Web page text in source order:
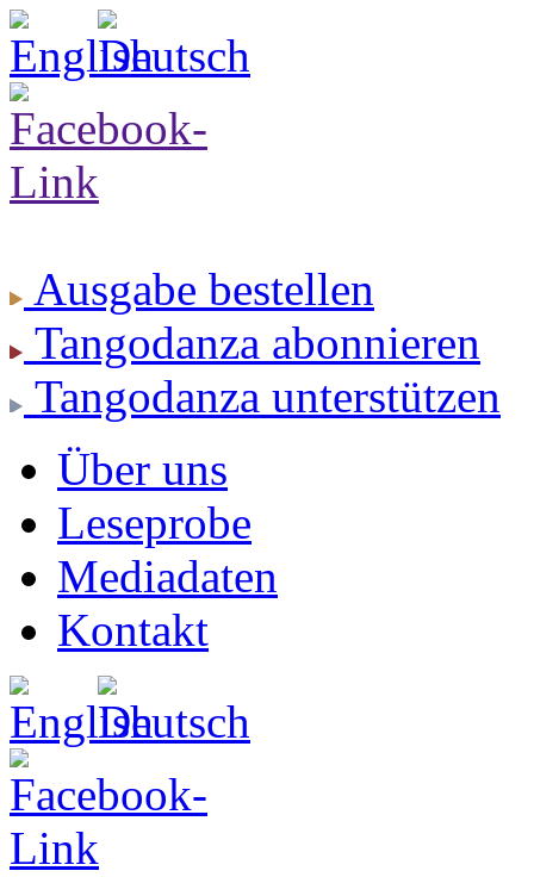
Ausgabe bestellen
Tangodanza abonnieren
Tangodanza unterstützen
Über uns
Leseprobe
Mediadaten
Kontakt